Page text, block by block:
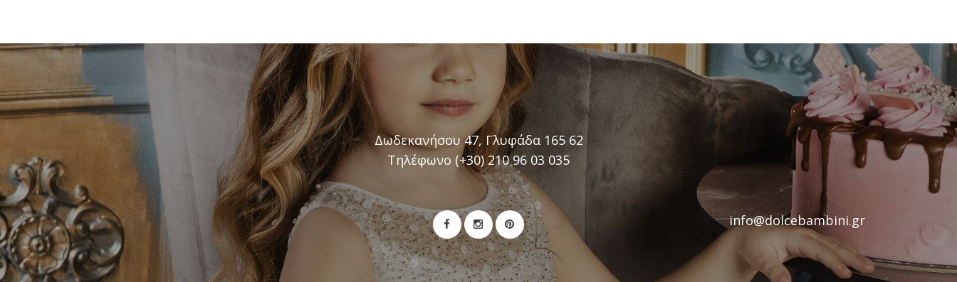
Δωδεκανήσου 47, Γλυφάδα 165 62
Τηλέφωνο (+30) 210 96 03 035
info@dolcebambini.gr